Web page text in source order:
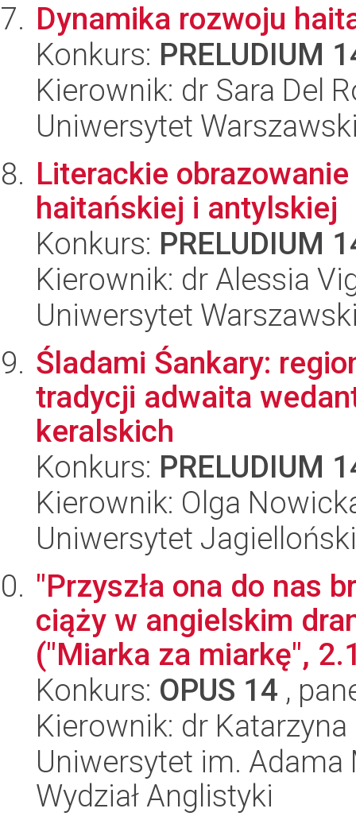
Dynamika rozwoju
Konkurs: PRELUDIUM
Kierownik: dr Sara Del
Uniwersytet
Literackie
haitańskiej i antylskiej
Konkurs: PRELUDIUM
Kierownik: dr Alessia
Uniwersytet
Śladami Śankary:
tradycji adwaita
keralskich
Konkurs: PRELUDIUM
Kierownik: Olga
Uniwersytet
"Przyszła ona do nas
ciąży w angielskim
("Miarka za miarkę",
Konkurs: OPUS 14 ,
Kierownik: dr
Uniwersytet im.
Wydział Anglistyki